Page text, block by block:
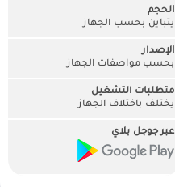
الحجم
يتباين بحسب الجهاز
الإصدار
بحسب مواصفات الجهاز
متطلبات التشغيل
يختلف باختلاف الجهاز
عبر جوجل بلاي